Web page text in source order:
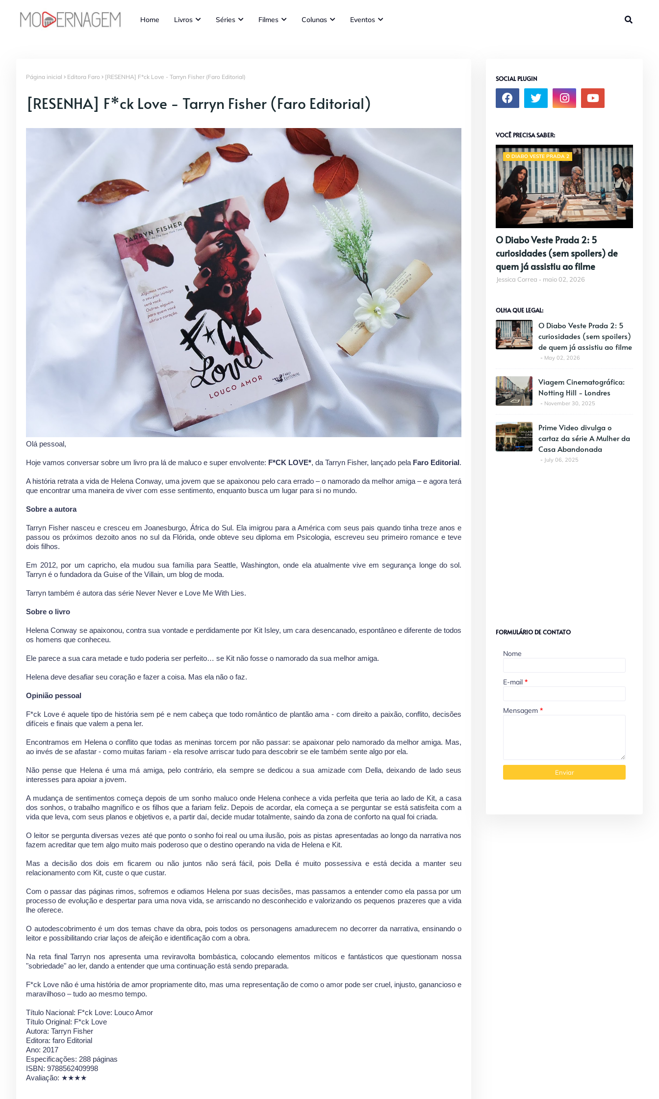
Home Livros Séries Filmes Colunas Eventos
Página inicial Editora Faro [RESENHA] F*ck Love - Tarryn Fisher (Faro Editorial)
[RESENHA] F*ck Love - Tarryn Fisher (Faro Editorial)
Olá pessoal,
Hoje vamos conversar sobre um livro pra lá de maluco e super envolvente: F*CK LOVE*, da Tarryn Fisher, lançado pela Faro Editorial.
A história retrata a vida de Helena Conway, uma jovem que se apaixonou pelo cara errado – o namorado da melhor amiga – e agora terá
que encontrar uma maneira de viver com esse sentimento, enquanto busca um lugar para si no mundo.
Sobre a autora
Tarryn Fisher nasceu e cresceu em Joanesburgo, África do Sul. Ela imigrou para a América com seus pais quando tinha treze anos e
passou os próximos dezoito anos no sul da Flórida, onde obteve seu diploma em Psicologia, escreveu seu primeiro romance e teve
dois filhos.
Em 2012, por um capricho, ela mudou sua família para Seattle, Washington, onde ela atualmente vive em segurança longe do sol.
Tarryn é o fundadora da Guise of the Villain, um blog de moda.
Tarryn também é autora das série Never Never e Love Me With Lies.
Sobre o livro
Helena Conway se apaixonou, contra sua vontade e perdidamente por Kit Isley, um cara desencanado, espontâneo e diferente de todos
os homens que conheceu.
Ele parece a sua cara metade e tudo poderia ser perfeito… se Kit não fosse o namorado da sua melhor amiga.
Helena deve desafiar seu coração e fazer a coisa. Mas ela não o faz.
Opinião pessoal
F*ck Love é aquele tipo de história sem pé e nem cabeça que todo romântico de plantão ama - com direito a paixão, conflito, decisões
difíceis e finais que valem a pena ler.
Encontramos em Helena o conflito que todas as meninas torcem por não passar: se apaixonar pelo namorado da melhor amiga. Mas,
ao invés de se afastar - como muitas fariam - ela resolve arriscar tudo para descobrir se ele também sente algo por ela.
Não pense que Helena é uma má amiga, pelo contrário, ela sempre se dedicou a sua amizade com Della, deixando de lado seus
interesses para apoiar a jovem.
A mudança de sentimentos começa depois de um sonho maluco onde Helena conhece a vida perfeita que teria ao lado de Kit, a casa
dos sonhos, o trabalho magnífico e os filhos que a fariam feliz. Depois de acordar, ela começa a se perguntar se está satisfeita com a
vida que leva, com seus planos e objetivos e, a partir daí, decide mudar totalmente, saindo da zona de conforto na qual foi criada.
O leitor se pergunta diversas vezes até que ponto o sonho foi real ou uma ilusão, pois as pistas apresentadas ao longo da narrativa nos
fazem acreditar que tem algo muito mais poderoso que o destino operando na vida de Helena e Kit.
Mas a decisão dos dois em ficarem ou não juntos não será fácil, pois Della é muito possessiva e está decida a manter seu
relacionamento com Kit, custe o que custar.
Com o passar das páginas rimos, sofremos e odiamos Helena por suas decisões, mas passamos a entender como ela passa por um
processo de evolução e despertar para uma nova vida, se arriscando no desconhecido e valorizando os pequenos prazeres que a vida
lhe oferece.
O autodescobrimento é um dos temas chave da obra, pois todos os personagens amadurecem no decorrer da narrativa, ensinando o
leitor e possibilitando criar laços de afeição e identificação com a obra.
Na reta final Tarryn nos apresenta uma reviravolta bombástica, colocando elementos míticos e fantásticos que questionam nossa
"sobriedade" ao ler, dando a entender que uma continuação está sendo preparada.
F*ck Love não é uma história de amor propriamente dito, mas uma representação de como o amor pode ser cruel, injusto, ganancioso e
maravilhoso – tudo ao mesmo tempo.
Título Nacional: F*ck Love: Louco Amor
Título Original: F*ck Love
Autora: Tarryn Fisher
Editora: faro Editorial
Ano: 2017
Especificações: 288 páginas
ISBN: 9788562409998
Avaliação: ★★★★
SOCIAL PLUGIN
VOCÊ PRECISA SABER:
O DIABO VESTE PRADA 2
O Diabo Veste Prada 2: 5
curiosidades (sem spoilers) de
quem já assistiu ao filme
Jessica Correa maio 02, 2026
OLHA QUE LEGAL:
O Diabo Veste Prada 2: 5
curiosidades (sem spoilers)
de quem já assistiu ao filme
May 02, 2026
Viagem Cinematográfica:
Notting Hill - Londres
November 30, 2025
Prime Video divulga o
cartaz da série A Mulher da
Casa Abandonada
July 06, 2025
FORMULÁRIO DE CONTATO
Nome
E-mail *
Mensagem *